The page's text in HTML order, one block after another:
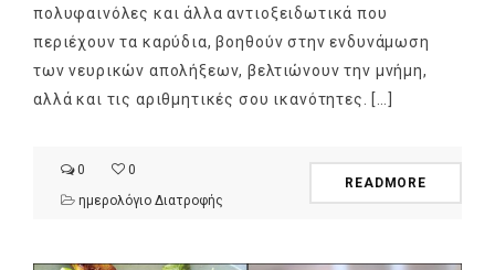
πολυφαινόλες και άλλα αντιοξειδωτικά που
περιέχουν τα καρύδια, βοηθούν στην ενδυνάμωση
των νευρικών απολήξεων, βελτιώνουν την μνήμη,
αλλά και τις αριθμητικές σου ικανότητες. […]
0
0
ημερολόγιο Διατροφής
READMORE